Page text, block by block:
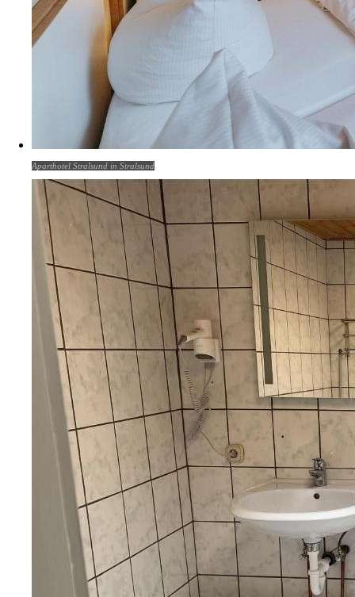
Aparthotel Stralsund in Stralsund